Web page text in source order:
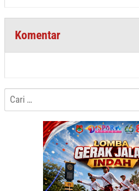
Komentar
Cari
untuk: